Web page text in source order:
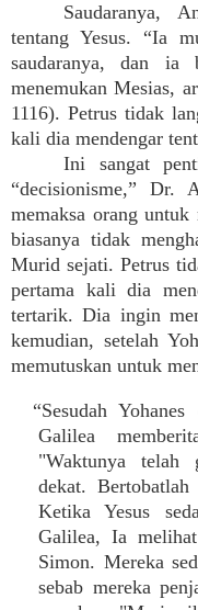
Saudaranya,
tentang Yesus. “Ia
saudaranya, dan ia
menemukan Mesias,
1116). Petrus tidak
kali dia mendengar
Ini sangat
“decisionisme,” Dr.
memaksa orang untuk
biasanya tidak
Murid sejati. Petrus
pertama kali dia
tertarik. Dia ingin
kemudian, setelah
memutuskan untuk
“Sesudah
Galilea
"Waktunya telah
dekat.
Ketika Yesus
Galilea, Ia
Simon. Mereka
sebab mereka